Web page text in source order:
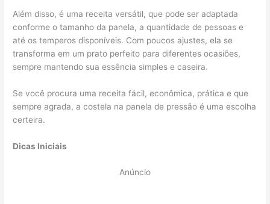
Além disso, é uma receita versátil, que pode ser adaptada
conforme o tamanho da panela, a quantidade de pessoas e
até os temperos disponíveis. Com poucos ajustes, ela se
transforma em um prato perfeito para diferentes ocasiões,
sempre mantendo sua essência simples e caseira.
Se você procura uma receita fácil, econômica, prática e que
sempre agrada, a costela na panela de pressão é uma escolha
certeira.
Dicas Iniciais
Anúncio